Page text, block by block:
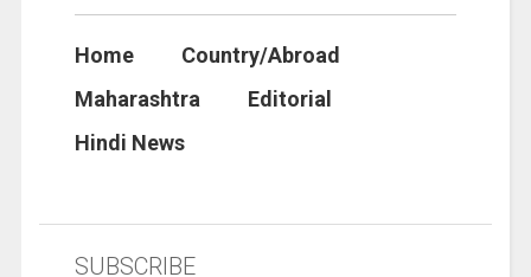
Home
Country/Abroad
Maharashtra
Editorial
Hindi News
SUBSCRIBE